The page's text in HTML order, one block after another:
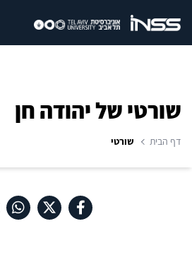
שורטי של יהודה חן
דף הבית שורטי